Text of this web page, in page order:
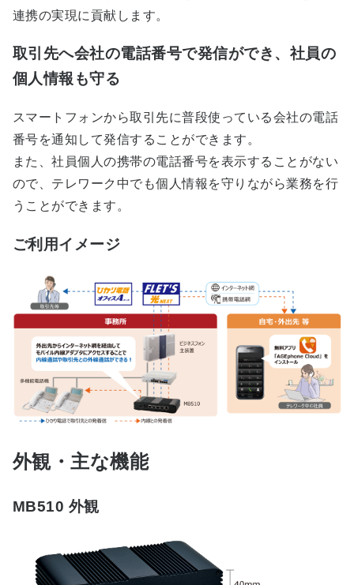
連携の実現に貢献します。
取引先へ会社の電話番号で発信ができ、社員の
個人情報も守る
スマートフォンから取引先に普段使っている会社の電話
番号を通知して発信することができます。
また、社員個人の携帯の電話番号を表示することがない
ので、テレワーク中でも個人情報を守りながら業務を行
うことができます。
ご利用イメージ
外観・主な機能
MB510 外観